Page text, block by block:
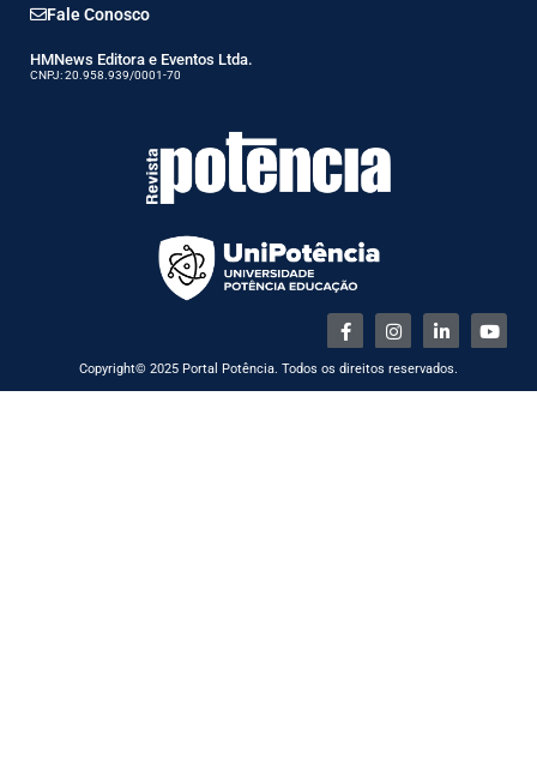
Fale Conosco
HMNews Editora e Eventos Ltda.
CNPJ: 20.958.939/0001-70
Copyright© 2025 Portal Potência. Todos os direitos reservados.